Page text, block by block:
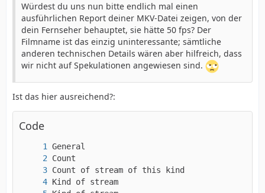
Würdest du uns nun bitte endlich mal einen
ausführlichen Report deiner MKV-Datei zeigen, von der
dein Fernseher behauptet, sie hätte 50 fps? Der
Filmname ist das einzig uninteressante; sämtliche
anderen technischen Details wären aber hilfreich, dass
wir nicht auf Spekulationen angewiesen sind.
Ist das hier ausreichend?:
Code